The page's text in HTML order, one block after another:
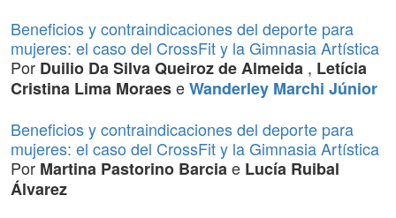
Beneficios y contraindicaciones del deporte para
mujeres: el caso del CrossFit y la Gimnasia Artística
Por Duilio Da Silva Queiroz de Almeida , Letícia
Cristina Lima MoraeseWanderley Marchi Júnior
Beneficios y contraindicaciones del deporte para
mujeres: el caso del CrossFit y la Gimnasia Artística
Por Martina Pastorino Barciae Lucía Ruibal
Álvarez